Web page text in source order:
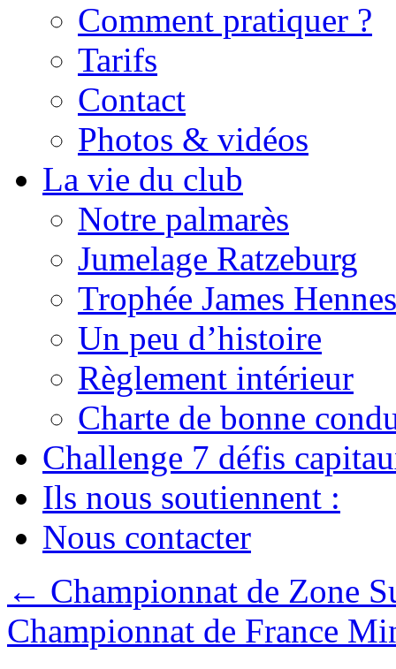
Comment pratiquer ?
Tarifs
Contact
Photos & vidéos
La vie du club
Notre palmarès
Jumelage Ratzeburg
Trophée James
Un peu d’histoire
Règlement intérieur
Charte de bonne
Challenge 7 défis
Ils nous soutiennent :
Nous contacter
← Championnat de Zone
Championnat de France